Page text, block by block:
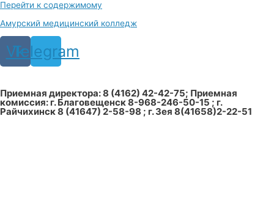
Перейти к содержимому
Амурский медицинский колледж
Vk
Telegram
Приемная директора: 8 (4162) 42-42-75; Приемная
комиссия: г. Благовещенск 8-968-246-50-15 ; г.
Райчихинск 8 (41647) 2-58-98 ; г. Зея 8(41658)2-22-51